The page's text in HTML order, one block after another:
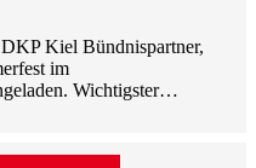
Kiel Bündnispartner,
im
Wichtigster…